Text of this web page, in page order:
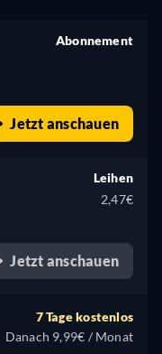
Abonnement
Jetzt anschauen
Leihen
2,47€
Jetzt anschauen
7 Tage kostenlos
Danach 9,99€ / Monat